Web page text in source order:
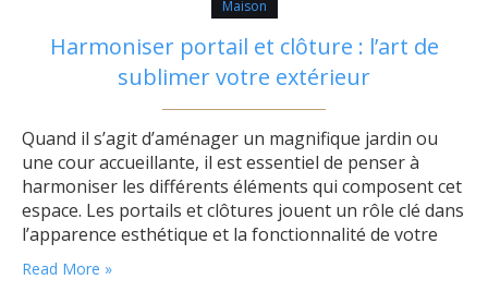
Maison
Harmoniser portail et clôture : l’art de
sublimer votre extérieur
Quand il s’agit d’aménager un magnifique jardin ou
une cour accueillante, il est essentiel de penser à
harmoniser les différents éléments qui composent cet
espace. Les portails et clôtures jouent un rôle clé dans
l’apparence esthétique et la fonctionnalité de votre
extérieur. Ils ne servent pas seulement à délimiter les
espaces, mais définissent aussi le style global et
Read More »